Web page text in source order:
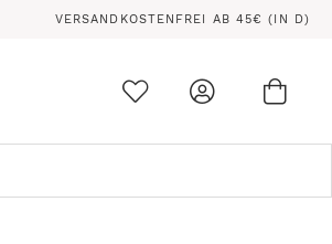
VERSANDKOSTENFREI AB 45€ (IN D)